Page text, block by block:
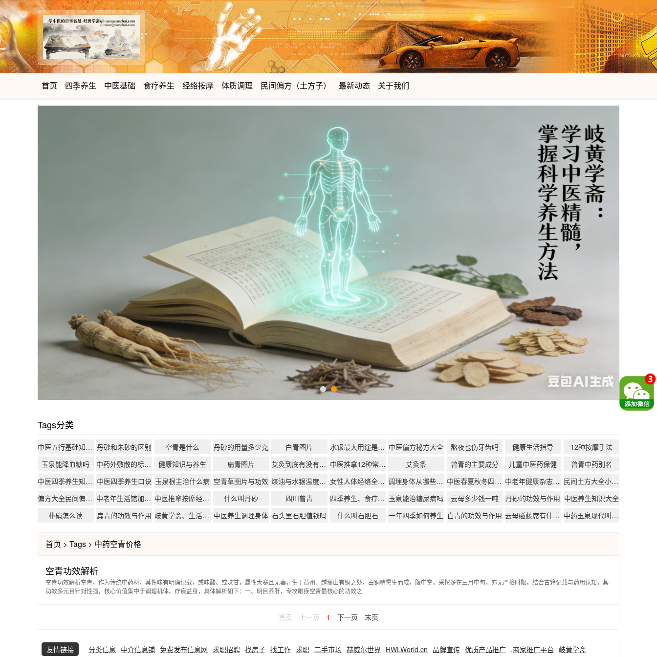
首页 四季养生 中医基础 食疗养生 经络按摩 体质调理 民间偏方（土方子） 最新动态 关于我们
Tags分类
中医五行基础知识讲解 丹砂和朱砂的区别 空青是什么 丹砂的用量多少克 白青图片 水银最大用途是什么 中医偏方秘方大全 熬夜也伤牙齿吗 健康生活指导
12种按摩手法
玉泉能降血糖吗
中药外敷散的标准配方 健康知识与养生 扁青图片 艾灸到底有没有效果 中医推拿12种常用手法 艾灸条 曾青的主要成分 儿童中医药保健
曾青中药别名
中医四季养生知识总结 中医四季养生口诀 玉泉根主治什么病 空青草图片与功效 煤油与水银温度计区别 女性人体经络全身图解 调理身体从哪些方面入手 中医春夏秋冬四季起居 中老年健康杂志排名
民间土方大全小偏方治大病
偏方大全民间偏方大全中医偏方
中老年生活馆加盟排行 中医推拿按摩经络技法大全 什么叫丹砂 四川曾青 四季养生、食疗药膳、经络按摩 玉泉能治糖尿病吗 云母多少钱一吨 丹砂的功效与作用 中医养生知识大全
朴硝怎么读
扁青的功效与作用 岐黄学斋、生活化中医、中医日常养生 中医养生调理身体 石头里石胆值钱吗 什么叫石胆石 一年四季如何养生 白青的功效与作用 云母磁藤席有什么功效 中药玉泉现代叫什么
首页 > Tags > 中药空青价格
空青功效解析
空青功效解析空青，作为传统中药材，其性味有明确记载，或味酸、或味甘，属性大寒且无毒，生于益州、越巂山有铜之处，由铜精熏生而成，腹中空，采挖多在三月中旬，亦无严格时限。结合古籍记载与药用认知，其
功效多元且针对性强，核心价值集中于调理机体、疗疾益身，具体解析如下：一、明目养肝，专攻眼疾空青最核心的功效之
首页 上一页 1 下一页 末页
友情链接 分类信息 中介信息铺 免费发布信息网 求职招聘 找房子 找工作 求职 二手市场 赫威尔世界 HWLWorld.cn 品牌宣传 优质产品推广 ,商家推广平台 岐黄学斋